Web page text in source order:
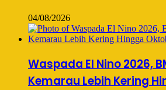
04/08/2026
Waspada El Nino 2026,
Kemarau Lebih Kering